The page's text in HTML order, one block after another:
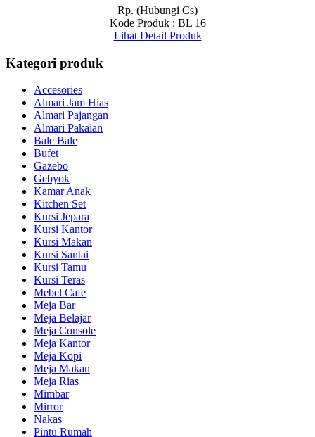
Rp. (Hubungi Cs)
Kode Produk : BL 16
Lihat Detail Produk
Kategori produk
Accesories
Almari Jam Hias
Almari Pajangan
Almari Pakaian
Bale Bale
Bufet
Gazebo
Gebyok
Kamar Anak
Kitchen Set
Kursi Jepara
Kursi Kantor
Kursi Makan
Kursi Santai
Kursi Tamu
Kursi Teras
Mebel Cafe
Meja Bar
Meja Belajar
Meja Console
Meja Kantor
Meja Kopi
Meja Makan
Meja Rias
Mimbar
Mirror
Nakas
Pintu Rumah